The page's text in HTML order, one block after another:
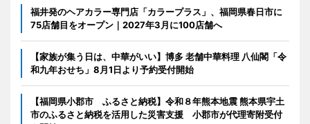
福井発のヘアカラー専門店「カラープラス」、福岡県春日市に
75店舗目をオープン｜2027年3月に100店舗へ
【家族が集う日は、中華がいい】博多 老舗中華料理 八仙閣「令
和九年おせち」8月1日より予約受付開始
【福岡県小郡市 ふるさと納税】令和８年熊本地震 熊本県宇土
市のふるさと納税を活用した災害支援 小郡市が代理寄附受付